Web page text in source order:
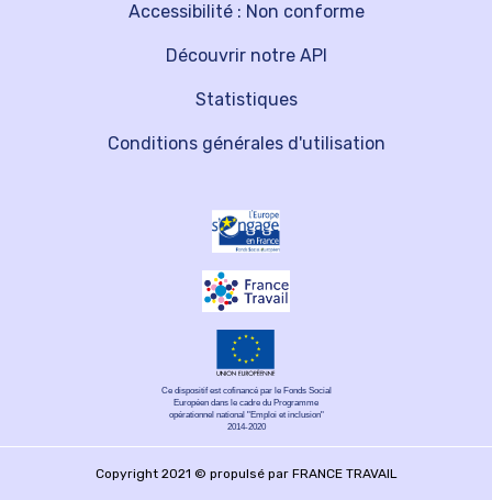
Découvrir notre API
Statistiques
Accessibilité : Non conforme
Conditions générales d'utilisation
Ce dispositif est cofinancé par le Fonds Social
Européen dans le cadre du Programme
opérationnel national "Emploi et inclusion"
2014-2020
Copyright 2021 © propulsé par FRANCE TRAVAIL